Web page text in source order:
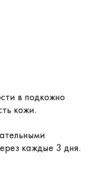
в подкожно
кожи.
каждые 3 дня.